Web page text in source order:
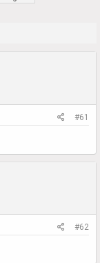
#61
#62